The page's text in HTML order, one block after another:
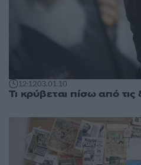
12:1203.01.10
Τι κρύβεται πίσω από